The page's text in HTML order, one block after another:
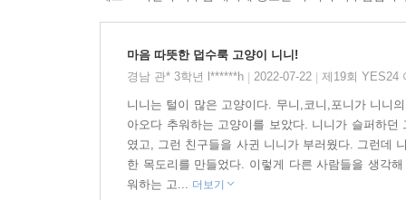
마음 따뜻한 덥수룩 고양이 니니!
경남 관* 3학년 l******h
2022-07-22 제19회 YES24
니니는 털이 많은 고양이다. 무니,코니,포니가 니니
아오다 추워하는 고양이를 보았다. 니니가 슬퍼하
였고, 그런 친구들을 사귄 니니가 부러웠다. 그런데
한 목도리를 만들었다. 이렇게 다른 사람들을 생각
워하는 고... 더보기